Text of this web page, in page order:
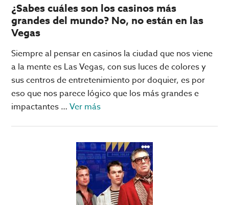
¿Sabes cuáles son los casinos más
grandes del mundo? No, no están en las
Vegas
Siempre al pensar en casinos la ciudad que nos viene
a la mente es Las Vegas, con sus luces de colores y
sus centros de entretenimiento por doquier, es por
eso que nos parece lógico que los más grandes e
impactantes …Ver másacerca
cuáles
son
los
casinos
más